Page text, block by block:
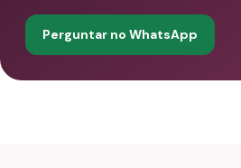
Perguntar no WhatsApp